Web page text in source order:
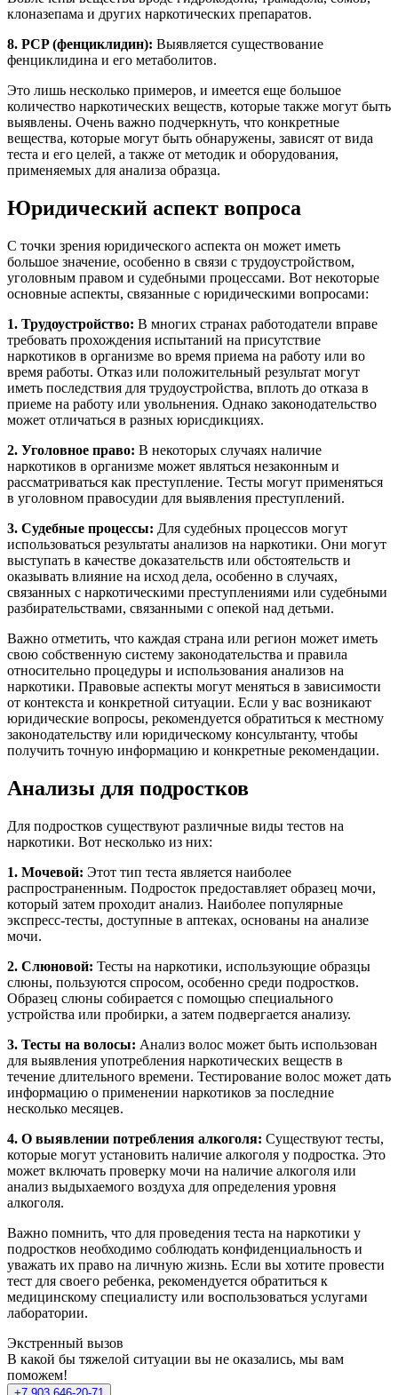
клоназепама и других наркотических препаратов.
8. PCP (фенциклидин): Выявляется существование
фенциклидина и его метаболитов.
Это лишь несколько примеров, и имеется еще большое
количество наркотических веществ, которые также могут быть
выявлены. Очень важно подчеркнуть, что конкретные
вещества, которые могут быть обнаружены, зависят от вида
теста и его целей, а также от методик и оборудования,
применяемых для анализа образца.
Юридический аспект вопроса
С точки зрения юридического аспекта он может иметь
большое значение, особенно в связи с трудоустройством,
уголовным правом и судебными процессами. Вот некоторые
основные аспекты, связанные с юридическими вопросами:
1. Трудоустройство: В многих странах работодатели вправе
требовать прохождения испытаний на присутствие
наркотиков в организме во время приема на работу или во
время работы. Отказ или положительный результат могут
иметь последствия для трудоустройства, вплоть до отказа в
приеме на работу или увольнения. Однако законодательство
может отличаться в разных юрисдикциях.
2. Уголовное право: В некоторых случаях наличие
наркотиков в организме может являться незаконным и
рассматриваться как преступление. Тесты могут применяться
в уголовном правосудии для выявления преступлений.
3. Судебные процессы: Для судебных процессов могут
использоваться результаты анализов на наркотики. Они могут
выступать в качестве доказательств или обстоятельств и
оказывать влияние на исход дела, особенно в случаях,
связанных с наркотическими преступлениями или судебными
разбирательствами, связанными с опекой над детьми.
Важно отметить, что каждая страна или регион может иметь
свою собственную систему законодательства и правила
относительно процедуры и использования анализов на
наркотики. Правовые аспекты могут меняться в зависимости
от контекста и конкретной ситуации. Если у вас возникают
юридические вопросы, рекомендуется обратиться к местному
законодательству или юридическому консультанту, чтобы
получить точную информацию и конкретные рекомендации.
Анализы для подростков
Для подростков существуют различные виды тестов на
наркотики. Вот несколько из них:
1. Мочевой: Этот тип теста является наиболее
распространенным. Подросток предоставляет образец мочи,
который затем проходит анализ. Наиболее популярные
экспресс-тесты, доступные в аптеках, основаны на анализе
мочи.
2. Слюновой: Тесты на наркотики, использующие образцы
слюны, пользуются спросом, особенно среди подростков.
Образец слюны собирается с помощью специального
устройства или пробирки, а затем подвергается анализу.
3. Тесты на волосы: Анализ волос может быть использован
для выявления употребления наркотических веществ в
течение длительного времени. Тестирование волос может дать
информацию о применении наркотиков за последние
несколько месяцев.
4. О выявлении потребления алкоголя: Существуют тесты,
которые могут установить наличие алкоголя у подростка. Это
может включать проверку мочи на наличие алкоголя или
анализ выдыхаемого воздуха для определения уровня
алкоголя.
Важно помнить, что для проведения теста на наркотики у
подростков необходимо соблюдать конфиденциальность и
уважать их право на личную жизнь. Если вы хотите провести
тест для своего ребенка, рекомендуется обратиться к
медицинскому специалисту или воспользоваться услугами
лаборатории.
Экстренный вызов
В какой бы тяжелой ситуации вы не оказались, мы вам
поможем!